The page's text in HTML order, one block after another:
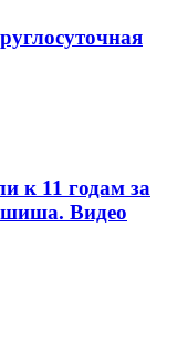
к 11 годам за
Видео